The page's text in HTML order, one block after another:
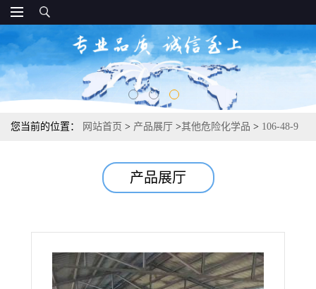
您当前的位置： 网站首页 > 产品展厅 >其他危险化学品 > 106-48-9
产品展厅